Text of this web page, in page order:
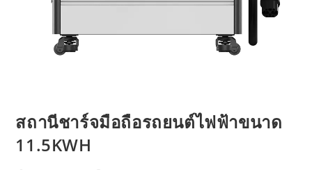
สถานีชาร์จมือถือรถยนต์ไฟฟ้าขนาด
11.5KWH